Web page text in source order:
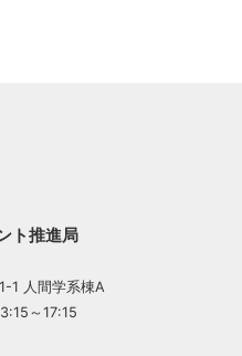
ト推進局
1 人間学系棟A
～17:15